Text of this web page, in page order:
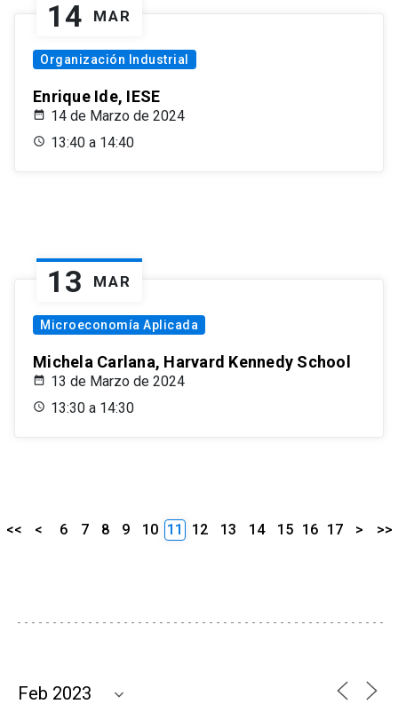
14 MAR
Organización Industrial
Enrique Ide, IESE
14 de Marzo de 2024
13:40 a 14:40
13 MAR
Microeconomía Aplicada
Michela Carlana, Harvard Kennedy School
13 de Marzo de 2024
13:30 a 14:30
<< < 6 7 8 9 10 11 12 13 14 15 16 17 > >>